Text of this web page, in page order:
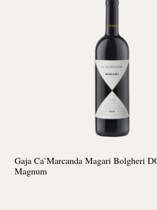
Gaja Ca’Marcanda Magari Bolgheri
Magnum